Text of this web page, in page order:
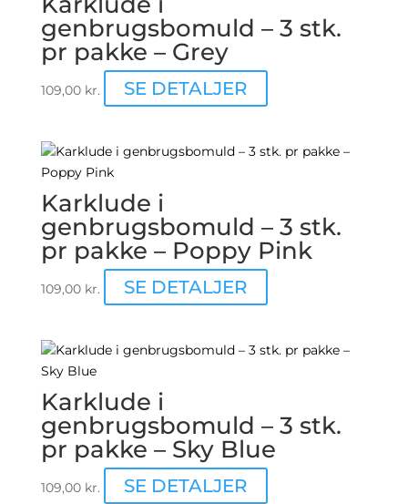
genbrugsbomuld – 3 stk.
pr pakke – Grey
109,00 kr. SE DETALJER
Karklude i
genbrugsbomuld – 3 stk.
pr pakke – Poppy Pink
109,00 kr. SE DETALJER
Karklude i
genbrugsbomuld – 3 stk.
pr pakke – Sky Blue
109,00 kr. SE DETALJER